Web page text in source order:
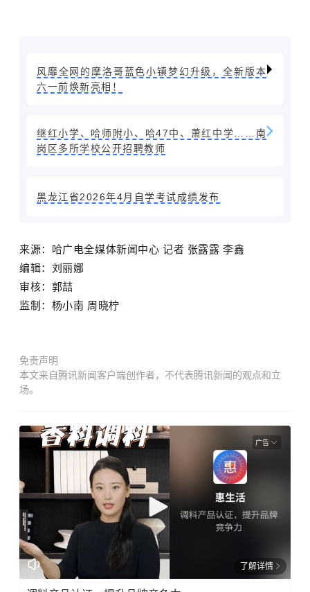
风靡全网的摩洛哥蓝色小镇梦幻升级，全新版本
六一前焕新亮相！
继红小学、哈师附小、哈47中、萧红中学……南
岗区多所学校公开招聘教师
黑龙江省2026年4月自学考试成绩发布
来源： 哈广电全媒体新闻中心 记者 张露露李鑫
编辑：刘丽娜
审核：郭喆
监制：杨小南 周晓柠
免责声明
本文来自腾讯新闻客户端创作者，不代表腾讯新闻的观点和立
场。
广告
了解详情